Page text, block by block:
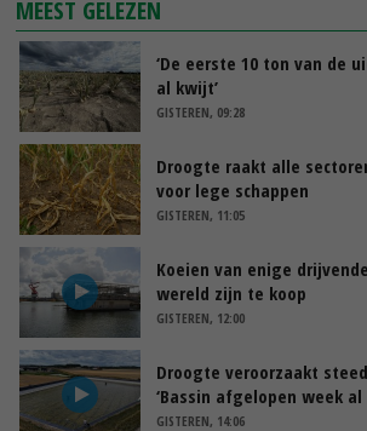
MEEST GELEZEN
‘De eerste 10 ton van de
al kwijt’
GISTEREN, 09:28
Droogte raakt alle
voor lege schappen
GISTEREN, 11:05
Koeien van enige
wereld zijn te koop
GISTEREN, 12:00
Droogte veroorzaakt
‘Bassin afgelopen week al
GISTEREN, 14:06